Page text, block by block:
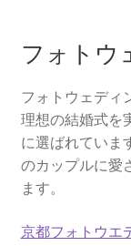
フォトウ
フォトウェディ
理想の結婚式を
に選ばれていま
のカップルに愛
ます。
京都フォトウエ